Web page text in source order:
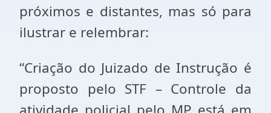
próximos e distantes, mas só para
ilustrar e relembrar:
“Criação do Juizado de Instrução é
proposto pelo STF – Controle da